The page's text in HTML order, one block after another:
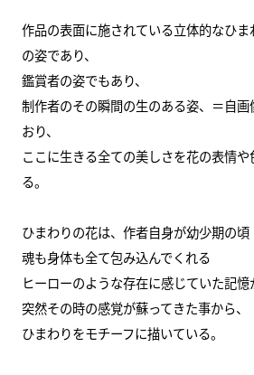
作品の表面に施されている立体的なひ
の姿であり、
鑑賞者の姿でもあり、
制作者のその瞬間の生のある姿、＝自
おり、
ここに生きる全ての美しさを花の表情
る。
ひまわりの花は、作者自身が幼少期の頃
魂も身体も全て包み込んでくれる
ヒーローのような存在に感じていた記憶
突然その時の感覚が蘇ってきた事から、
ひまわりをモチーフに描いている。